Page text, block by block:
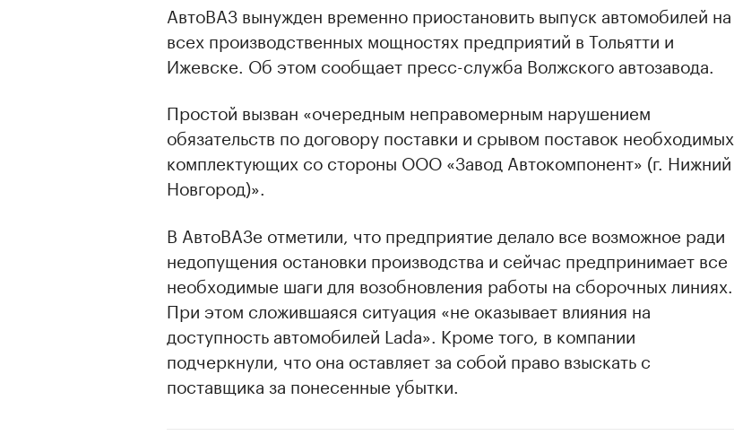
АвтоВАЗ вынужден временно приостановить выпуск автомобилей на
всех производственных мощностях предприятий в Тольятти и
Ижевске. Об этом сообщает пресс-служба Волжского автозавода.
Простой вызван «очередным неправомерным нарушением
обязательств по договору поставки и срывом поставок необходимых
комплектующих со стороны ООО «Завод Автокомпонент» (г. Нижний
Новгород)».
В АвтоВАЗе отметили, что предприятие делало все возможное ради
недопущения остановки производства и сейчас предпринимает все
необходимые шаги для возобновления работы на сборочных линиях.
При этом сложившаяся ситуация «не оказывает влияния на
доступность автомобилей Lada». Кроме того, в компании
подчеркнули, что она оставляет за собой право взыскать с
поставщика за понесенные убытки.